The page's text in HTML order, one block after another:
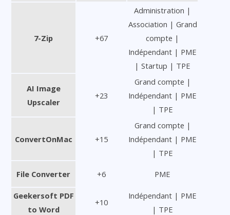
7-Zip +67
Administration |
Association | Grand
compte |
Indépendant | PME
| Startup | TPE
AI Image
Upscaler
+23
Grand compte |
Indépendant | PME
| TPE
ConvertOnMac +15
Grand compte |
Indépendant | PME
| TPE
File Converter +6 PME
Geekersoft PDF
to Word
+10
Indépendant | PME
| TPE